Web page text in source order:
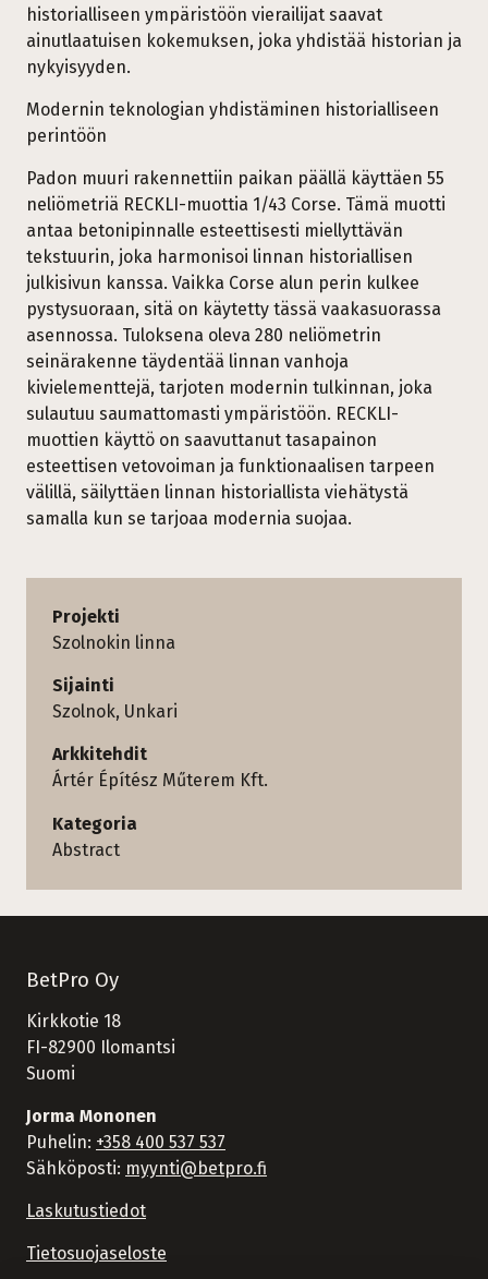
historialliseen ympäristöön vierailijat saavat
ainutlaatuisen kokemuksen, joka yhdistää historian ja
nykyisyyden.
Modernin teknologian yhdistäminen historialliseen
perintöön
Padon muuri rakennettiin paikan päällä käyttäen 55
neliömetriä RECKLI-muottia 1/43 Corse. Tämä muotti
antaa betonipinnalle esteettisesti miellyttävän
tekstuurin, joka harmonisoi linnan historiallisen
julkisivun kanssa. Vaikka Corse alun perin kulkee
pystysuoraan, sitä on käytetty tässä vaakasuorassa
asennossa. Tuloksena oleva 280 neliömetrin
seinärakenne täydentää linnan vanhoja
kivielementtejä, tarjoten modernin tulkinnan, joka
sulautuu saumattomasti ympäristöön. RECKLI-
muottien käyttö on saavuttanut tasapainon
esteettisen vetovoiman ja funktionaalisen tarpeen
välillä, säilyttäen linnan historiallista viehätystä
samalla kun se tarjoaa modernia suojaa.
Projekti
Szolnokin linna
Sijainti
Szolnok, Unkari
Arkkitehdit
Ártér Építész Műterem Kft.
Kategoria
Abstract
BetPro Oy
Kirkkotie 18
FI-82900 Ilomantsi
Suomi
Jorma Mononen
Puhelin: +358 400 537 537
Sähköposti: myynti@betpro.fi
Laskutustiedot
Tietosuojaseloste